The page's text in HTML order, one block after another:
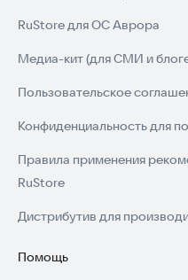
RuStore для ОС Аврора
Медиа-кит (для СМИ и
Пользовательское
Конфиденциальность для
Правила применения
RuStore
Дистрибутив для
Помощь